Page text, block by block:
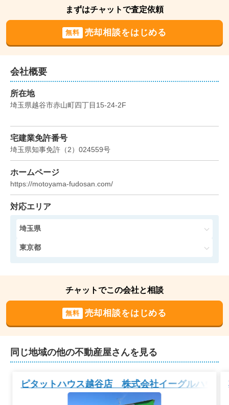
3,200万円
エステスクエア蕨
階数:6階
1,200
モアグランデ春日部南
階数:4
専有面積:53㎡
500
専有面積:49㎡
まずはチャットで査定依頼
無料 売却相談をはじめる
会社概要
所在地
埼玉県越谷市赤山町四丁目15-24-2F
宅建業免許番号
埼玉県知事免許 （2） 024559号
ホームページ
https://motoyama-fudosan.com/
対応エリア
埼玉県
東京都
チャットでこの会社と相談
無料 売却相談をはじめる
同じ地域の他の不動産屋さんを見る
ピタットハウス越谷店 株式会社イーグルハウジ